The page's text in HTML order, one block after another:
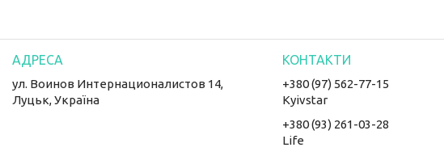
ул. Воинов Интернационалистов 14,
Луцьк, Україна
+380 (97) 562-77-15
Kyivstar
+380 (93) 261-03-28
Life